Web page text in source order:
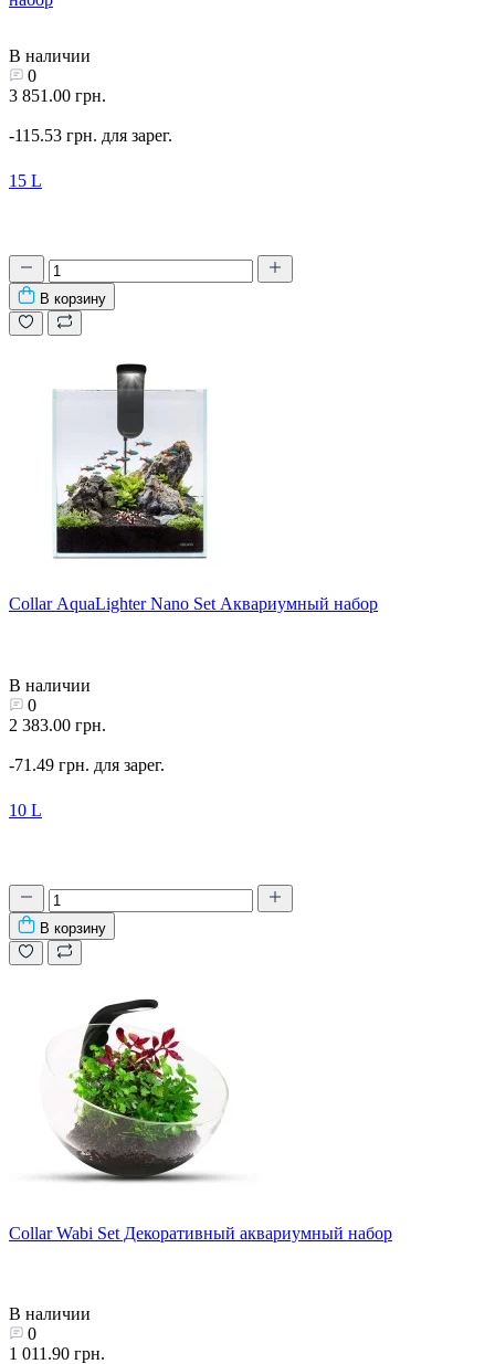
В наличии
0
3 851.00 грн.
-115.53 грн. для зарег.
15 L
В корзину
Collar AquaLighter Nano Set Аквариумный набор
В наличии
0
2 383.00 грн.
-71.49 грн. для зарег.
10 L
В корзину
Collar Wabi Set Декоративный аквариумный набор
В наличии
0
1 011.90 грн.